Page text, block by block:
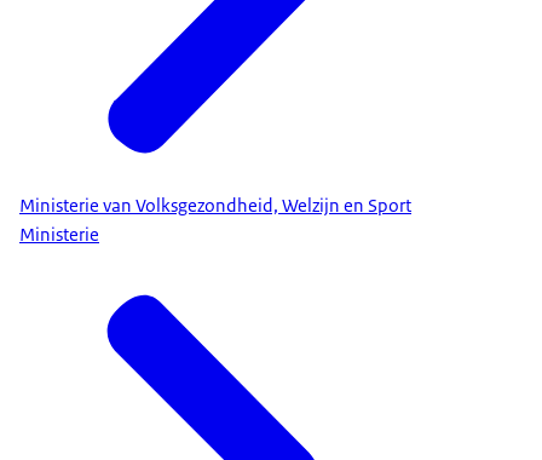
Ministerie van Volksgezondheid, Welzijn en Sport
Ministerie